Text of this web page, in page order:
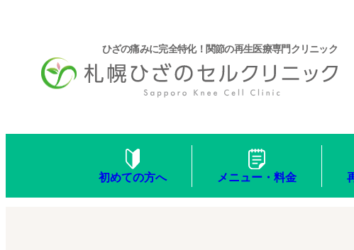
ひざの痛みに完全特化！関節の再生医療専門クリニック
初めての方へ メニュー・料金